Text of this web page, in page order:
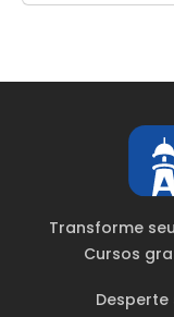
Transforme
Cursos